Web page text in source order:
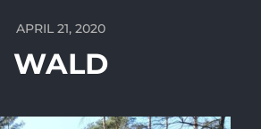
APRIL 21, 2020
WALD